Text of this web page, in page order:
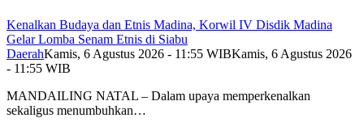
Kenalkan Budaya dan Etnis Madina, Korwil IV Disdik Madina
Gelar Lomba Senam Etnis di Siabu
DaerahKamis, 6 Agustus 2026 - 11:55 WIBKamis, 6 Agustus 2026
- 11:55 WIB
MANDAILING NATAL – Dalam upaya memperkenalkan
sekaligus menumbuhkan…